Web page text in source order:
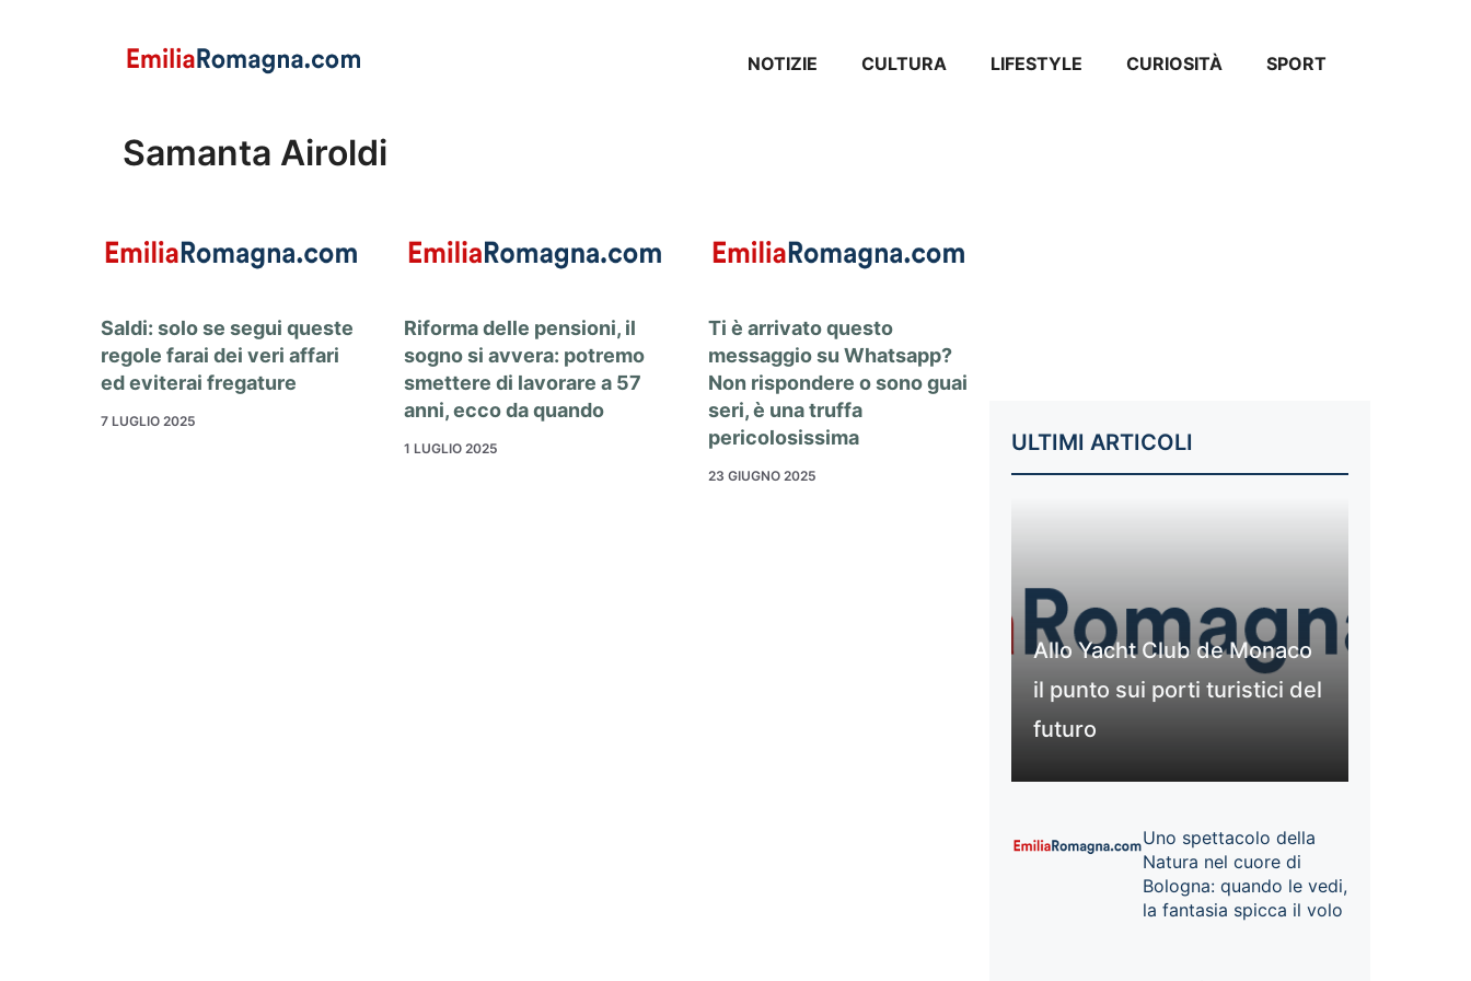
NOTIZIE CULTURA LIFESTYLE CURIOSITÀ SPORT
Samanta Airoldi
Saldi: solo se segui queste
regole farai dei veri affari
ed eviterai fregature
7 LUGLIO 2025
Riforma delle pensioni, il
sogno si avvera: potremo
smettere di lavorare a 57
anni, ecco da quando
1 LUGLIO 2025
Ti è arrivato questo
messaggio su Whatsapp?
Non rispondere o sono guai
seri, è una truffa
pericolosissima
23 GIUGNO 2025
ULTIMI ARTICOLI
Allo Yacht Club de Monaco
il punto sui porti turistici del
futuro
Uno spettacolo della
Natura nel cuore di
Bologna: quando le vedi,
la fantasia spicca il volo